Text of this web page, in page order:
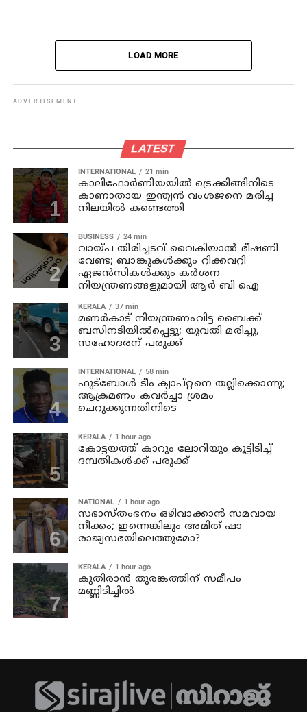
LOAD MORE
ADVERTISEMENT
LATEST
INTERNATIONAL 21 min
കാലിഫോര്‍ണിയയില്‍ ട്രെക്കിങ്ങിനിടെ
കാണാതായ ഇന്ത്യന്‍ വംശജനെ മരിച്ച
നിലയില്‍ കണ്ടെത്തി
BUSINESS 24 min
വായ്പ തിരിച്ചടവ് വൈകിയാൽ ഭീഷണി
വേണ്ട; ബാങ്കുകൾക്കും റിക്കവറി
ഏജൻസികൾക്കും കർശന
നിയന്ത്രണങ്ങളുമായി ആർ ബി ഐ
KERALA 37 min
മണര്‍കാട് നിയന്ത്രണംവിട്ട ബൈക്ക്
ബസിനടിയിൽപ്പെട്ടു; യുവതി മരിച്ചു,
സഹോദരന് പരുക്ക്
INTERNATIONAL 58 min
ഫുട്ബോൾ ടീം ക്യാപ്റ്റനെ തല്ലിക്കൊന്നു;
ആക്രമണം കവർച്ചാ ശ്രമം
ചെറുക്കുന്നതിനിടെ
KERALA 1 hour ago
കോട്ടയത്ത് കാറും ലോറിയും കൂട്ടിടിച്ച്
ദമ്പതികള്‍ക്ക് പരുക്ക്
NATIONAL 1 hour ago
സഭാസ്തംഭനം ഒഴിവാക്കാൻ സമവായ
നീക്കം; ഇന്നെങ്കിലും അമിത് ഷാ
രാജ്യസഭയിലെത്തുമോ?
KERALA 1 hour ago
കുതിരാൻ തുരങ്കത്തിന് സമീപം
മണ്ണിടിച്ചിൽ